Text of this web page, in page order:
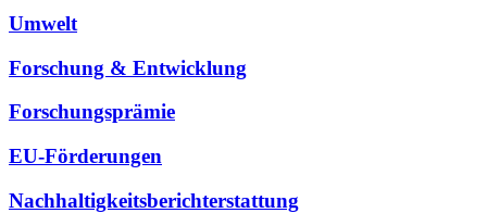
Umwelt
Forschung & Entwicklung
Forschungsprämie
EU-Förderungen
Nachhaltigkeitsberichterstattung